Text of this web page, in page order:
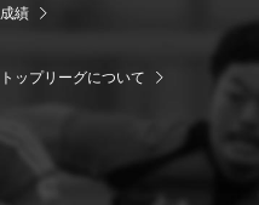
成績
トップリーグについて